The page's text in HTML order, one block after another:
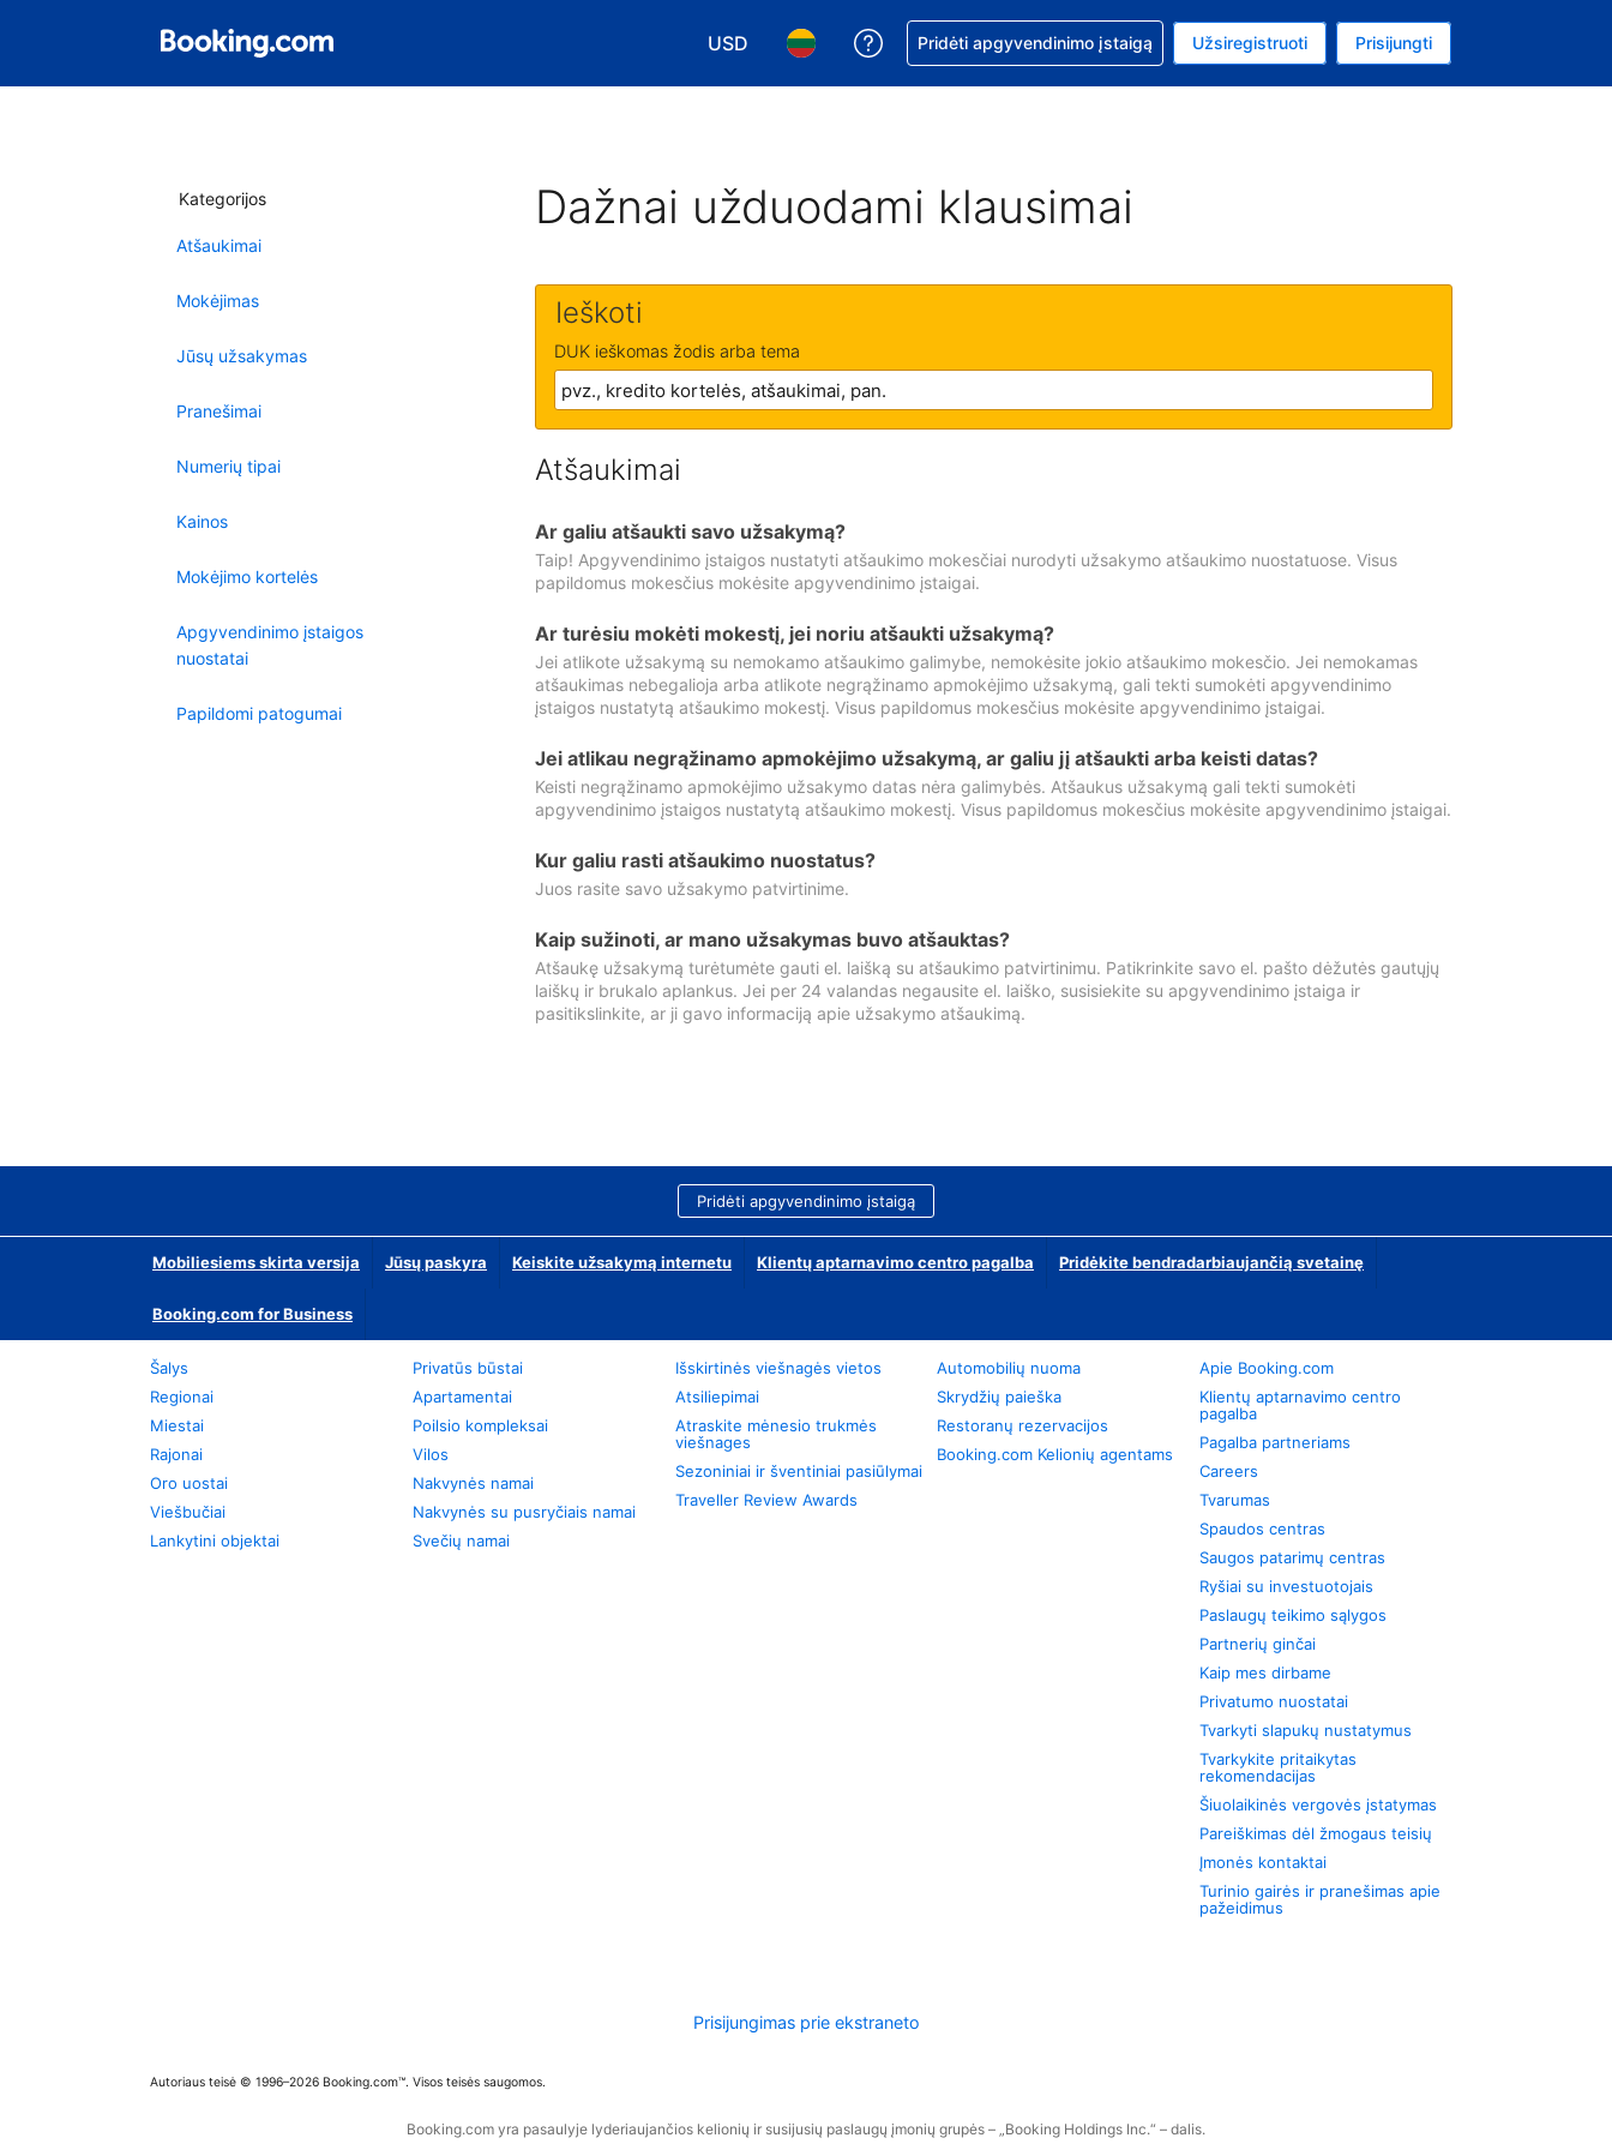
USD
Pasirinkite valiutą. Jūsų pasirinkta valiuta: Jungtinių Valstijų doleris
Pasirinkite kalbą. Jūsų pasirinkta kalba: Lietuvių
Pagalba dėl užsakymo
Pridėti apgyvendinimo įstaigą Užsiregistruoti Prisijungti
Kategorijos
Atšaukimai
Mokėjimas
Jūsų užsakymas
Pranešimai
Numerių tipai
Kainos
Mokėjimo kortelės
Apgyvendinimo įstaigos
nuostatai
Papildomi patogumai
Dažnai užduodami klausimai
Ieškoti
DUK ieškomas žodis arba tema
Atšaukimai
Ar galiu atšaukti savo užsakymą?
Taip! Apgyvendinimo įstaigos nustatyti atšaukimo mokesčiai nurodyti užsakymo atšaukimo nuostatuose. Visus
papildomus mokesčius mokėsite apgyvendinimo įstaigai.
Ar turėsiu mokėti mokestį, jei noriu atšaukti užsakymą?
Jei atlikote užsakymą su nemokamo atšaukimo galimybe, nemokėsite jokio atšaukimo mokesčio. Jei nemokamas
atšaukimas nebegalioja arba atlikote negrąžinamo apmokėjimo užsakymą, gali tekti sumokėti apgyvendinimo
įstaigos nustatytą atšaukimo mokestį. Visus papildomus mokesčius mokėsite apgyvendinimo įstaigai.
Jei atlikau negrąžinamo apmokėjimo užsakymą, ar galiu jį atšaukti arba keisti datas?
Keisti negrąžinamo apmokėjimo užsakymo datas nėra galimybės. Atšaukus užsakymą gali tekti sumokėti
apgyvendinimo įstaigos nustatytą atšaukimo mokestį. Visus papildomus mokesčius mokėsite apgyvendinimo įstaigai.
Kur galiu rasti atšaukimo nuostatus?
Juos rasite savo užsakymo patvirtinime.
Kaip sužinoti, ar mano užsakymas buvo atšauktas?
Atšaukę užsakymą turėtumėte gauti el. laišką su atšaukimo patvirtinimu. Patikrinkite savo el. pašto dėžutės gautųjų
laiškų ir brukalo aplankus. Jei per 24 valandas negausite el. laiško, susisiekite su apgyvendinimo įstaiga ir
pasitikslinkite, ar ji gavo informaciją apie užsakymo atšaukimą.
Pridėti apgyvendinimo įstaigą
Mobiliesiems skirta versija Jūsų paskyra Keiskite užsakymą internetu Klientų aptarnavimo centro pagalba Pridėkite bendradarbiaujančią svetainę
Booking.com for Business
Šalys
Regionai
Miestai
Rajonai
Oro uostai
Viešbučiai
Lankytini objektai
Privatūs būstai
Apartamentai
Poilsio kompleksai
Vilos
Nakvynės namai
Nakvynės su pusryčiais namai
Svečių namai
Išskirtinės viešnagės vietos
Atsiliepimai
Atraskite mėnesio trukmės
viešnages
Sezoniniai ir šventiniai pasiūlymai
Traveller Review Awards
Automobilių nuoma
Skrydžių paieška
Restoranų rezervacijos
Booking.com Kelionių agentams
Apie Booking.com
Klientų aptarnavimo centro
pagalba
Pagalba partneriams
Careers
Tvarumas
Spaudos centras
Saugos patarimų centras
Ryšiai su investuotojais
Paslaugų teikimo sąlygos
Partnerių ginčai
Kaip mes dirbame
Privatumo nuostatai
Tvarkyti slapukų nustatymus
Tvarkykite pritaikytas
rekomendacijas
Šiuolaikinės vergovės įstatymas
Pareiškimas dėl žmogaus teisių
Įmonės kontaktai
Turinio gairės ir pranešimas apie
pažeidimus
Prisijungimas prie ekstraneto
Autoriaus teisė © 1996–2026 Booking.com™. Visos teisės saugomos.
Booking.com yra pasaulyje lyderiaujančios kelionių ir susijusių paslaugų įmonių grupės – „Booking Holdings Inc.“ – dalis.